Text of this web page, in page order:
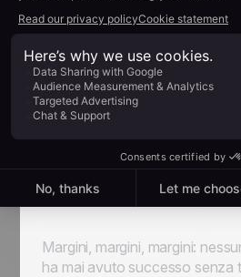
Collegando le strategie e le
il mercato di riferimento e gli
modello di piano commerciale
piuttosto completa su quali
cui si intende vendere e come
Budget per il
commerciale
Margini, margini, margini:
ha mai avuto successo senza